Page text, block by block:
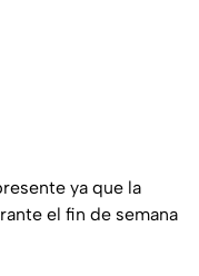
ya que la
el fin de semana